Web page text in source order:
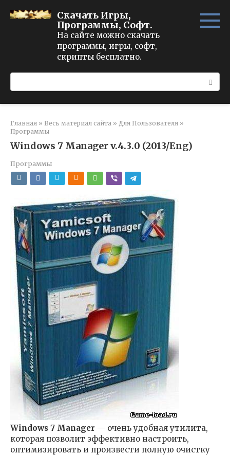
Скачать Игры,
Программы, Софт.
На сайте можно скачать
программы, игры, софт,
скрипты бесплатно.
Главная » Весь материал сайта » Для Пользователя »
Программы
Windows 7 Manager v.4.3.0 (2013/Eng)
Программы
Windows 7 Manager — очень удобная утилита,
которая позволит эффективно настроить,
оптимизировать и произвести полную очистку